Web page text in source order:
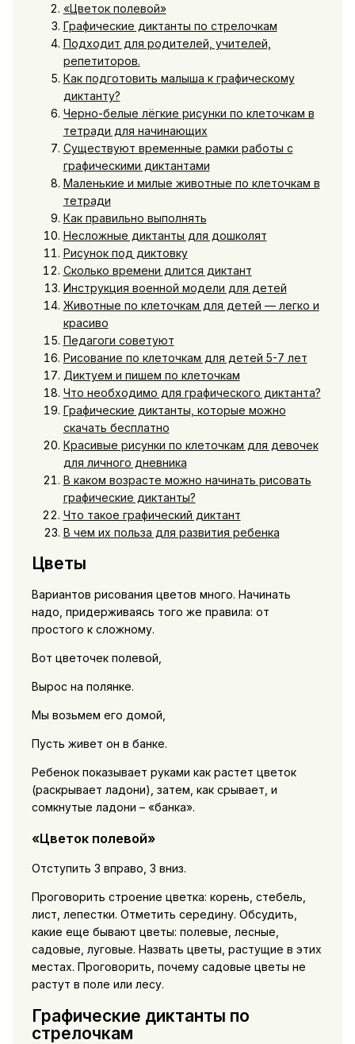
«Цветок полевой»
Графические диктанты по стрелочкам
Подходит для родителей, учителей,
репетиторов.
Как подготовить малыша к графическому
диктанту?
Черно-белые лёгкие рисунки по клеточкам в
тетради для начинающих
Существуют временные рамки работы с
графическими диктантами
Маленькие и милые животные по клеточкам в
тетради
Как правильно выполнять
Несложные диктанты для дошколят
Рисунок под диктовку
Сколько времени длится диктант
Инструкция военной модели для детей
Животные по клеточкам для детей — легко и
красиво
Педагоги советуют
Рисование по клеточкам для детей 5-7 лет
Диктуем и пишем по клеточкам
Что необходимо для графического диктанта?
Графические диктанты, которые можно
скачать бесплатно
Красивые рисунки по клеточкам для девочек
для личного дневника
В каком возрасте можно начинать рисовать
графические диктанты?
Что такое графический диктант
В чем их польза для развития ребенка
Цветы
Вариантов рисования цветов много. Начинать
надо, придерживаясь того же правила: от
простого к сложному.
Вот цветочек полевой,
Вырос на полянке.
Мы возьмем его домой,
Пусть живет он в банке.
Ребенок показывает руками как растет цветок
(раскрывает ладони), затем, как срывает, и
сомкнутые ладони – «банка».
«Цветок полевой»
Отступить 3 вправо, 3 вниз.
Проговорить строение цветка: корень, стебель,
лист, лепестки. Отметить середину. Обсудить,
какие еще бывают цветы: полевые, лесные,
садовые, луговые. Назвать цветы, растущие в этих
местах. Проговорить, почему садовые цветы не
растут в поле или лесу.
Графические диктанты по
стрелочкам